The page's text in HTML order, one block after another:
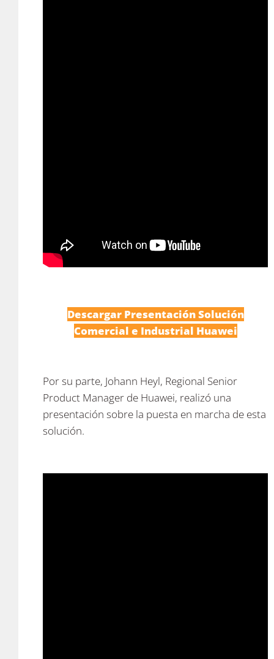
Descargar Presentación Solución
Comercial e Industrial Huawei
Por su parte, Johann Heyl, Regional Senior
Product Manager de Huawei, realizó una
presentación sobre la puesta en marcha de esta
solución.